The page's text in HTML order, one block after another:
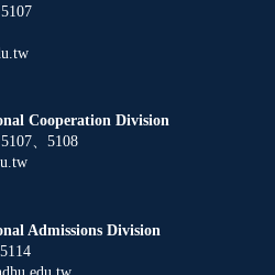
Cooperation Division
、5108
Admissions Division